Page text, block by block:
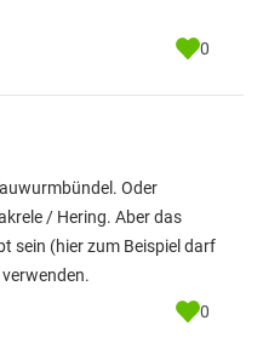
0
Oder
/ Hering. Aber das
sein (hier zum Beispiel darf
0